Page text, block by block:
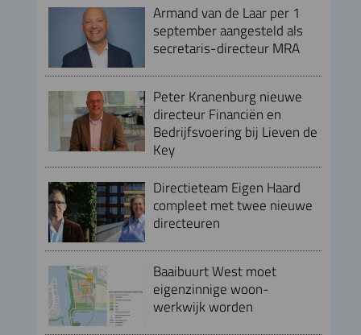
Armand van de Laar per 1
september aangesteld als
secretaris-directeur MRA
Peter Kranenburg nieuwe
directeur Financiën en
Bedrijfsvoering bij Lieven de
Key
Directieteam Eigen Haard
compleet met twee nieuwe
directeuren
Baaibuurt West moet
eigenzinnige woon-
werkwijk worden